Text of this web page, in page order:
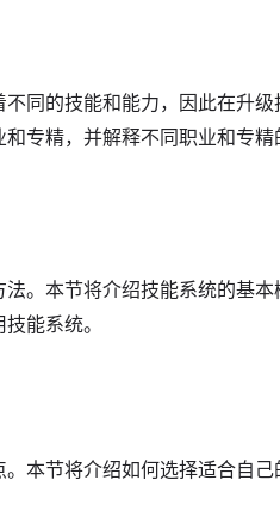
同的技能和能力，因此在升级
专精，并解释不同职业和专精
。本节将介绍技能系统的基本
能系统。
本节将介绍如何选择适合自己